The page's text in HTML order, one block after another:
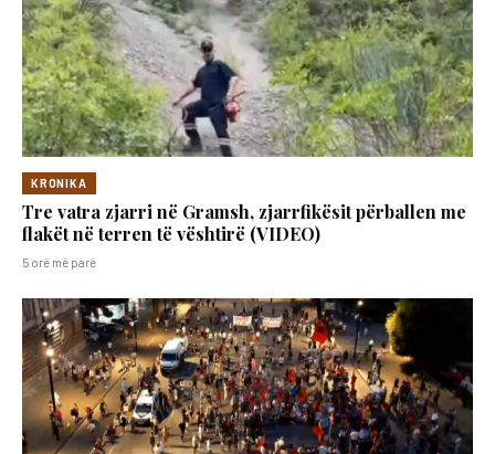
KRONIKA
Tre vatra zjarri në Gramsh, zjarrfikësit përballen me
flakët në terren të vështirë (VIDEO)
5 orë më parë